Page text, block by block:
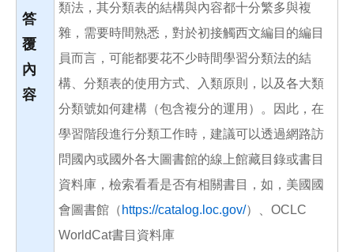
答
覆
內
容
類法，其分類表的結構與內容都十分繁多與複
雜，需要時間熟悉，對於初接觸西文編目的編目
員而言，可能都要花不少時間學習分類法的結
構、分類表的使用方式、入類原則，以及各大類
分類號如何建構（包含複分的運用）。因此，在
學習階段進行分類工作時，建議可以透過網路訪
問國內或國外各大圖書館的線上館藏目錄或書目
資料庫，檢索看看是否有相關書目，如，美國國
會圖書館（ https://catalog.loc.gov/）、OCLC
WorldCat書目資料庫